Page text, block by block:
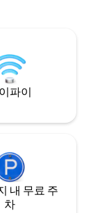
moderno
cama doble
para un
completo con
sofá cómodo y
cocina está
para que puedas
con facilidad. Disfruta de un balcón
privado con
파이
내 무료 주
차